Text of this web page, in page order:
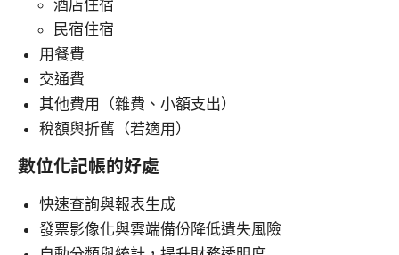
酒店住宿
民宿住宿
用餐費
交通費
其他費用（雜費、小額支出）
稅額與折舊（若適用）
數位化記帳的好處
快速查詢與報表生成
發票影像化與雲端備份降低遺失風險